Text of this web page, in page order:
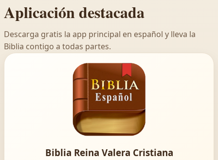
Aplicación destacada
Descarga gratis la app principal en español y lleva la
Biblia contigo a todas partes.
Biblia Reina Valera Cristiana